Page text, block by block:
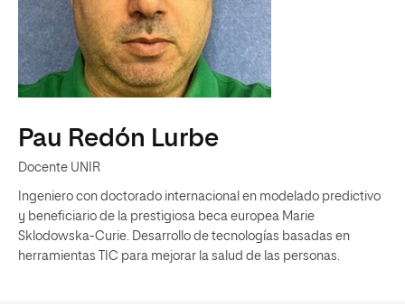
Pau Redón Lurbe
Docente UNIR
Ingeniero con doctorado internacional en modelado predictivo
y beneficiario de la prestigiosa beca europea Marie
Sklodowska-Curie. Desarrollo de tecnologías basadas en
herramientas TIC para mejorar la salud de las personas.